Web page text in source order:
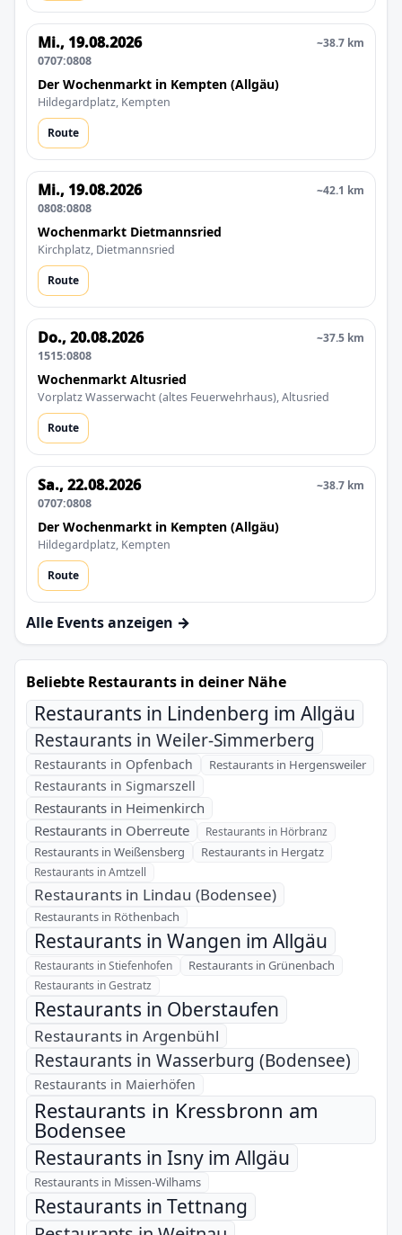
Mi., 19.08.2026
0707:0808
~38.7 km
Der Wochenmarkt in Kempten (Allgäu)
Hildegardplatz, Kempten
Route
Mi., 19.08.2026
0808:0808
~42.1 km
Wochenmarkt Dietmannsried
Kirchplatz, Dietmannsried
Route
Do., 20.08.2026
1515:0808
~37.5 km
Wochenmarkt Altusried
Vorplatz Wasserwacht (altes Feuerwehrhaus), Altusried
Route
Sa., 22.08.2026
0707:0808
~38.7 km
Der Wochenmarkt in Kempten (Allgäu)
Hildegardplatz, Kempten
Route
Alle Events anzeigen →
Beliebte Restaurants in deiner Nähe
Restaurants in Lindenberg im Allgäu
Restaurants in Weiler-Simmerberg
Restaurants in Opfenbach Restaurants in Hergensweiler
Restaurants in Sigmarszell
Restaurants in Heimenkirch
Restaurants in Oberreute
Restaurants in Hörbranz
Restaurants in Weißensberg Restaurants in Hergatz
Restaurants in Amtzell
Restaurants in Lindau (Bodensee)
Restaurants in Röthenbach
Restaurants in Wangen im Allgäu
Restaurants in Stiefenhofen Restaurants in Grünenbach
Restaurants in Gestratz
Restaurants in Oberstaufen
Restaurants in Argenbühl
Restaurants in Wasserburg (Bodensee)
Restaurants in Maierhöfen
Restaurants in Kressbronn am
Bodensee
Restaurants in Isny im Allgäu
Restaurants in Missen-Wilhams
Restaurants in Tettnang